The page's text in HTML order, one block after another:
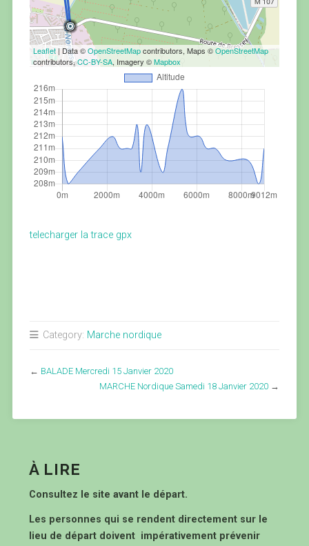
Leaflet| Data ©OpenStreetMapcontributors, Maps ©OpenStreetMap
contributors,CC-BY-SA, Imagery ©Mapbox
telecharger la trace gpx
Category: Marche nordique
← BALADE Mercredi 15 Janvier 2020
MARCHE Nordique Samedi 18 Janvier 2020 →
À LIRE
Consultez le site avant le départ.
Les personnes qui se rendent directement sur le
lieu de départ doivent impérativement prévenir